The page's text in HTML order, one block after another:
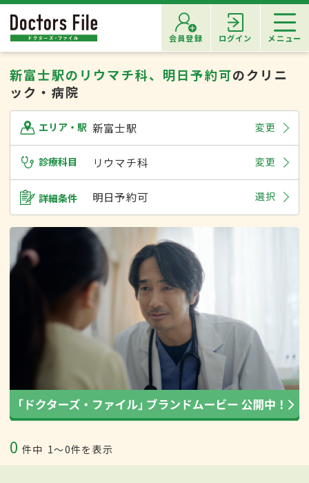
会員登録 ログイン メニュー
新富士駅のリウマチ科、明日予約可のクリニ
ック・病院
エリア・駅 新富士駅 変更
診療科目 リウマチ科 変更
詳細条件 明日予約可 選択
0 件中 1〜0件を表示